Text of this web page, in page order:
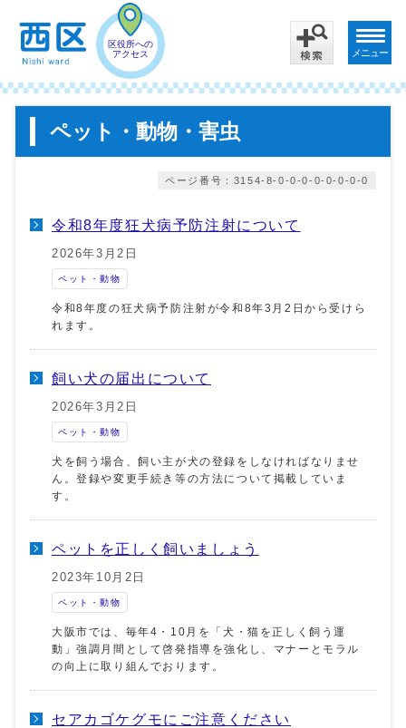
区役所への
アクセス
メニュー
ペット・動物・害虫
ページ番号：3154-8-0-0-0-0-0-0-0-0
令和8年度狂犬病予防注射について
2026年3月2日
ペット・動物
令和8年度の狂犬病予防注射が令和8年3月2日から受けら
れます。
飼い犬の届出について
2026年3月2日
ペット・動物
犬を飼う場合、飼い主が犬の登録をしなければなりませ
ん。登録や変更手続き等の方法について掲載していま
す。
ペットを正しく飼いましょう
2023年10月2日
ペット・動物
大阪市では、毎年4・10月を「犬・猫を正しく飼う運
動」強調月間として啓発指導を強化し、マナーとモラル
の向上に取り組んでおります。
セアカゴケグモにご注意ください